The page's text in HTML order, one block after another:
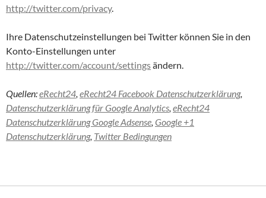
http://twitter.com/privacy.
Ihre Datenschutzeinstellungen bei Twitter können Sie in den
Konto-Einstellungen unter
http://twitter.com/account/settingsändern.
Quellen:eRecht24, eRecht24 Facebook Datenschutzerklärung,
Datenschutzerklärung für Google Analytics, eRecht24
Datenschutzerklärung Google Adsense, Google +1
Datenschutzerklärung, Twitter Bedingungen